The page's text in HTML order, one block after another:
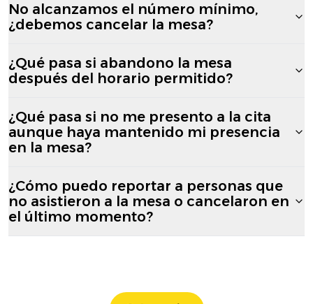
No alcanzamos el número mínimo,
¿debemos cancelar la mesa?
¿Qué pasa si abandono la mesa
después del horario permitido?
¿Qué pasa si no me presento a la cita
aunque haya mantenido mi presencia
en la mesa?
¿Cómo puedo reportar a personas que
no asistieron a la mesa o cancelaron en
el último momento?